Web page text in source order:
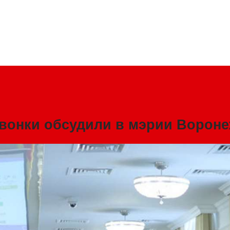
обсудили в мэрии